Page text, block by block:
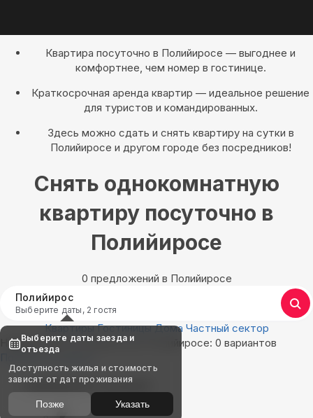
Квартира посуточно в Полийиросе — выгоднее и
комфортнее, чем номер в гостинице.
Краткосрочная аренда квартир — идеальное решение
для туристов и командированных.
Здесь можно сдать и снять квартиру на сутки в
Полийиросе и другом городе без посредников!
Снять однокомнатную
квартиру посуточно в
Полийиросе
0 предложений в Полийиросе
Полийирос
Выберите даты, 2 гостя
Квартиры Гостиницы Дома Частный сектор
Найдём, где остановиться в Полийиросе: 0 вариантов
Показать на карте
Выбирайте лучшее
Выберите даты заезда и
отъезда
Доступность жилья и стоимость
зависят от дат проживания
Позже Указать